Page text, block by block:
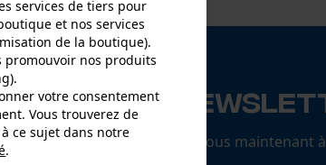
Abonnez-vous maintenant
services de tiers pour
et nos services
de la boutique).
promouvoir nos produits
votre consentement
Vous trouverez de
ce sujet dans notre
.
Veuillez essayer